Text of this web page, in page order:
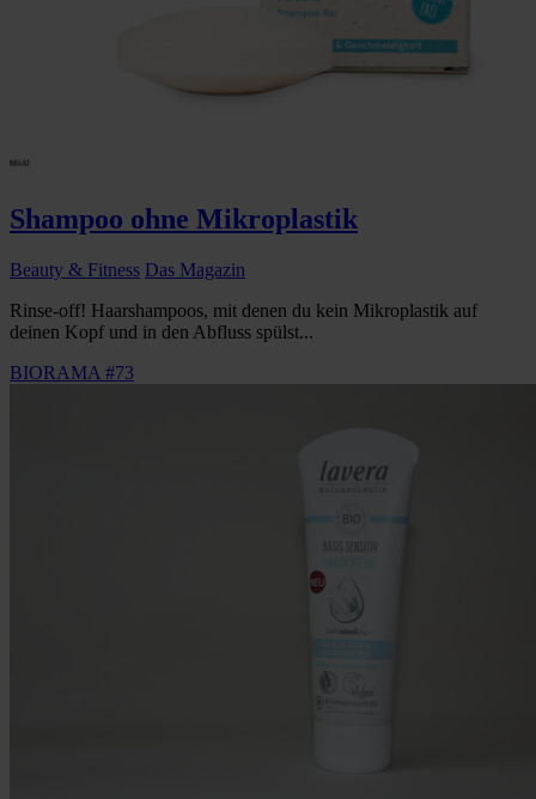
Shampoo ohne Mikroplastik
Beauty & Fitness Das Magazin
Rinse-off! Haarshampoos, mit denen du kein Mikroplastik auf
deinen Kopf und in den Abfluss spülst...
BIORAMA #73